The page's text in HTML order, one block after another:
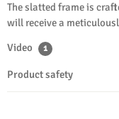
The slatted frame is
will receive a
Video
1
Product safety